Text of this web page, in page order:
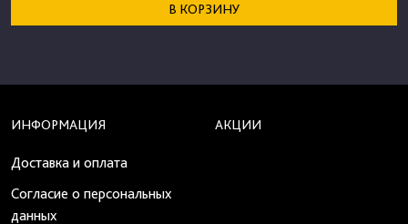
В КОРЗИНУ
ИНФОРМАЦИЯ
Доставка и оплата
Согласие о персональных
данных
АКЦИИ